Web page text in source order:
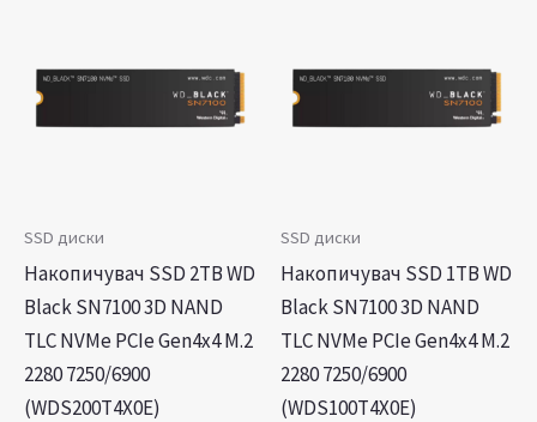
SSD диски
Накопичувач SSD 2TB WD
Black SN7100 3D NAND
TLC NVMe PCIe Gen4x4 M.2
2280 7250/6900
(WDS200T4X0E)
SSD диски
Накопичувач SSD 1TB WD
Black SN7100 3D NAND
TLC NVMe PCIe Gen4x4 M.2
2280 7250/6900
(WDS100T4X0E)